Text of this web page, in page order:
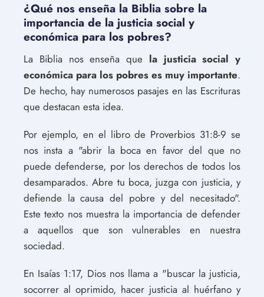
¿Qué nos enseña la Biblia sobre la
importancia de la justicia social y
económica para los pobres?
La Biblia nos enseña que la justicia social y
económica para los pobres es muy importante.
De hecho, hay numerosos pasajes en las Escrituras
que destacan esta idea.
Por ejemplo, en el libro de Proverbios 31:8-9 se
nos insta a "abrir la boca en favor del que no
puede defenderse, por los derechos de todos los
desamparados. Abre tu boca, juzga con justicia, y
defiende la causa del pobre y del necesitado".
Este texto nos muestra la importancia de defender
a aquellos que son vulnerables en nuestra
sociedad.
En Isaías 1:17, Dios nos llama a "buscar la justicia,
socorrer al oprimido, hacer justicia al huérfano y